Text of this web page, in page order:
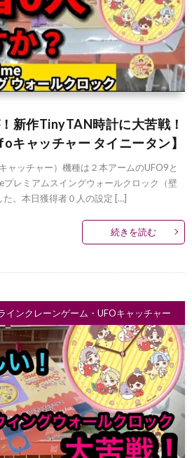
新作TinyTAN時計に大苦戦！
キャッチャー タイニータン】
ャッチャー）機種は２本アームのUFO9と
レミアムスイングウォールクロック（壁
。本日獲得者０人の設定 […]
続きを読む
インクレーンゲーム・UFOキャッチャー